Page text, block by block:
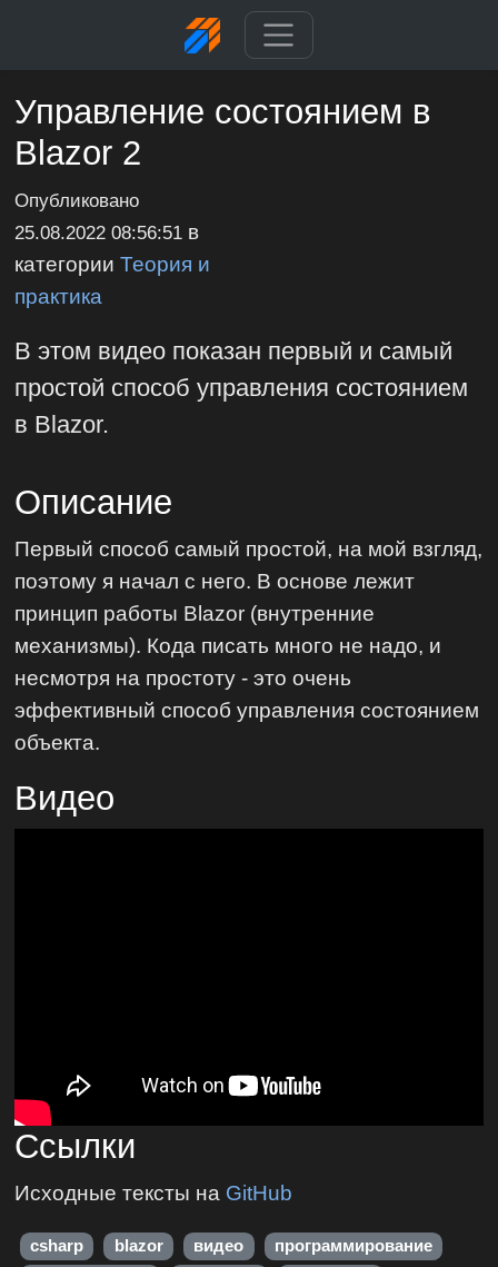
Управление состоянием в
Blazor 2
Опубликовано
25.08.2022 08:56:51 в
категорииТеория и
практика
В этом видео показан первый и самый
простой способ управления состоянием
в Blazor.
Описание
Первый способ самый простой, на мой взгляд,
поэтому я начал с него. В основе лежит
принцип работы Blazor (внутренние
механизмы). Кода писать много не надо, и
несмотря на простоту - это очень
эффективный способ управления состоянием
объекта.
Видео
Ссылки
Исходные тексты на GitHub
csharp blazor видео
программирование